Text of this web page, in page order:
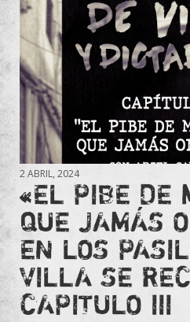
2 ABRIL, 2024
«EL PIBE DE
QUE JAMÁS
EN LOS
VILLA SE
CAPITULO III